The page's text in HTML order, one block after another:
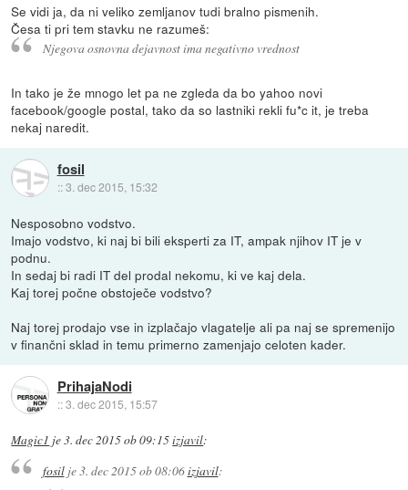
Se vidi ja, da ni veliko zemljanov tudi bralno pismenih.
Česa ti pri tem stavku ne razumeš:
Njegova osnovna dejavnost ima negativno vrednost
In tako je že mnogo let pa ne zgleda da bo yahoo novi
facebook/google postal, tako da so lastniki rekli fu*c it, je treba
nekaj naredit.
fosil
::3. dec 2015, 15:32
Nesposobno vodstvo.
Imajo vodstvo, ki naj bi bili eksperti za IT, ampak njihov IT je v
podnu.
In sedaj bi radi IT del prodal nekomu, ki ve kaj dela.
Kaj torej počne obstoječe vodstvo?
Naj torej prodajo vse in izplačajo vlagatelje ali pa naj se spremenijo
v finančni sklad in temu primerno zamenjajo celoten kader.
PrihajaNodi
::3. dec 2015, 15:57
Magic1 je3. dec 2015 ob 09:15izjavil:
fosilje3. dec 2015 ob 08:06izjavil: